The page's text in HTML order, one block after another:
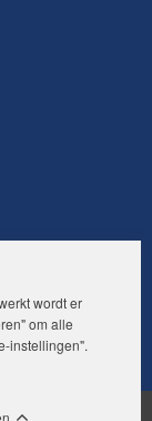
wordt er
om alle
instellingen".